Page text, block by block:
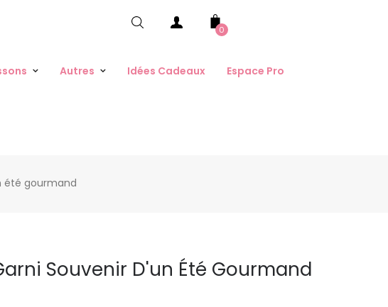
0
Autres Idées Cadeaux Espace Pro
été gourmand
Souvenir D'un Été Gourmand